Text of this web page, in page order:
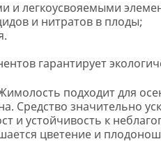
и легкоусвояемыми
и нитратов в плоды;
гарантирует
подходит для
Средство значительно
и устойчивость к
цветение и